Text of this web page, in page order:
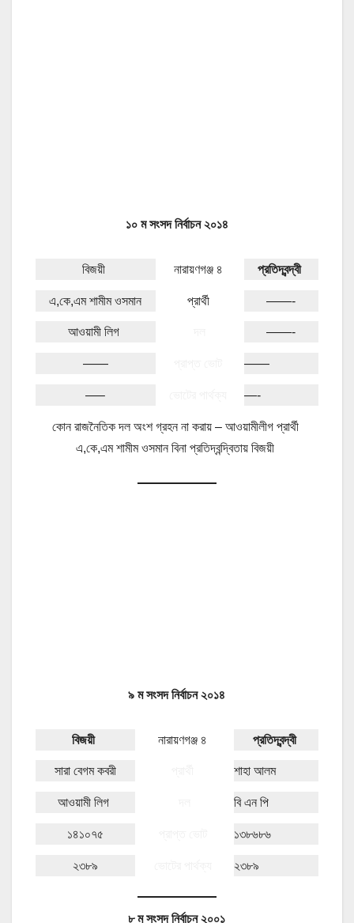
১০ ম সংসদ নির্বাচন ২০১৪
বিজয়ী
এ,কে,এম শামীম ওসমান
আওয়ামী লিগ
——
—–
নারায়ণগঞ্জ ৪
প্রার্থী
প্রতিদ্বন্দ্বী
——-
——-
——
—-
কোন রাজনৈতিক দল অংশ গ্রহন না করায় – আওয়ামীলীগ প্রার্থী
এ,কে,এম শামীম ওসমান বিনা প্রতিদ্বন্দ্বিতায় বিজয়ী
৯ ম সংসদ নির্বাচন ২০১৪
বিজয়ী
সারা বেগম কবরী
আওয়ামী লিগ
১৪১০৭৫
২৩৮৯
নারায়ণগঞ্জ ৪ প্রতিদ্বন্দ্বী
শাহা আলম
বি এন পি
১৩৮৬৮৬
২৩৮৯
৮ ম সংসদ নির্বাচন ২০০১